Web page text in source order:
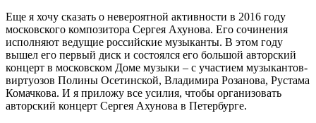
Еще я хочу сказать о невероятной активности в 2016 году
московского композитора Сергея Ахунова. Его сочинения
исполняют ведущие российские музыканты. В этом году
вышел его первый диск и состоялся его большой авторский
концерт в московском Доме музыки – с участием музыкантов-
виртуозов Полины Осетинской, Владимира Розанова, Рустама
Комачкова. И я приложу все усилия, чтобы организовать
авторский концерт Сергея Ахунова в Петербурге.